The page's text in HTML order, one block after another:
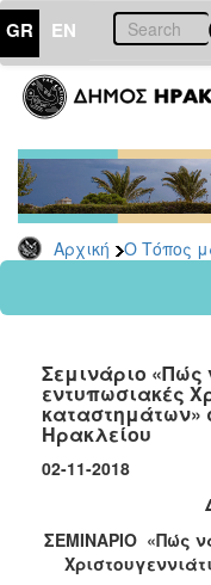
GR EN
Αρχική Ο Τόπος
ΤΟΠΟΣ
ΜΑΣ
Ανακοινώσεις
Αρχείο
2026
2024
2022
2021
2020
2018
2017
Σεμινάριο «Πώς
εντυπωσιακές
καταστημάτων»
Ηρακλείου
02-11-2018
ΣΕΜΙΝΑΡΙΟ «Πώς